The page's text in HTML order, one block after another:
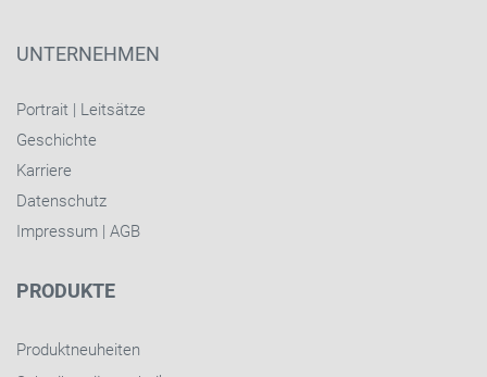
UNTERNEHMEN
Portrait | Leitsätze
Geschichte
Karriere
Datenschutz
Impressum | AGB
PRODUKTE
Produktneuheiten